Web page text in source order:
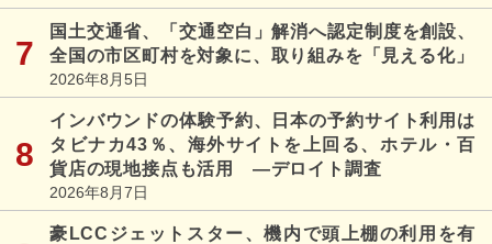
国土交通省、「交通空白」解消へ認定制度を創設、
全国の市区町村を対象に、取り組みを「見える化」
2026年8月5日
インバウンドの体験予約、日本の予約サイト利用は
タビナカ43％、海外サイトを上回る、ホテル・百
貨店の現地接点も活用 ―デロイト調査
2026年8月7日
豪LCCジェットスター、機内で頭上棚の利用を有